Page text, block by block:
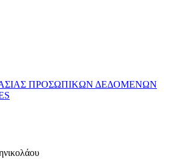
ΠΡΟΣΩΠΙΚΩΝ ΔΕΔΟΜΕΝΩΝ